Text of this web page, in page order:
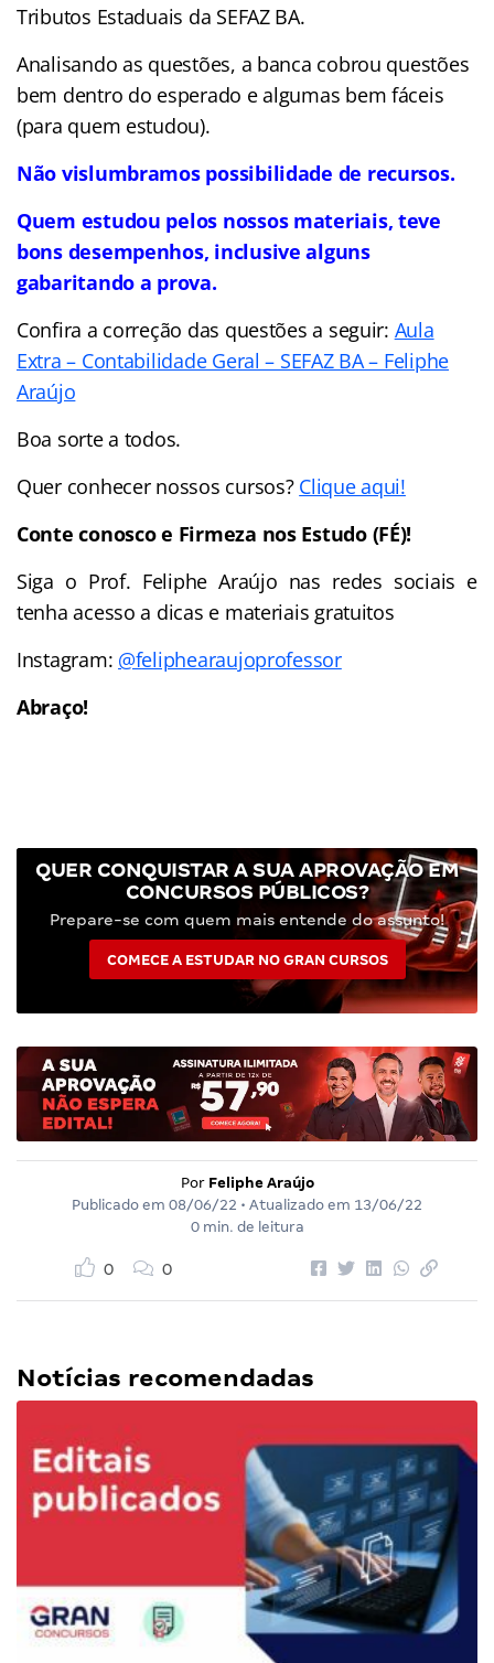
Tributos Estaduais da SEFAZ BA.
Analisando as questões, a banca cobrou questões
bem dentro do esperado e algumas bem fáceis
(para quem estudou).
Não vislumbramos possibilidade de recursos.
Quem estudou pelos nossos materiais, teve
bons desempenhos, inclusive alguns
gabaritando a prova.
Confira a correção das questões a seguir: Aula
Extra – Contabilidade Geral – SEFAZ BA – Feliphe
Araújo
Boa sorte a todos.
Quer conhecer nossos cursos? Clique aqui!
Conte conosco e Firmeza nos Estudo (FÉ)!
Siga o Prof. Feliphe Araújo nas redes sociais e
tenha acesso a dicas e materiais gratuitos
Instagram: @feliphearaujoprofessor
Abraço!
QUER CONQUISTAR A SUA APROVAÇÃO EM
CONCURSOS PÚBLICOS?
Prepare-se com quem mais entende do assunto!
COMECE A ESTUDAR NO GRAN CURSOS
Por Feliphe Araújo
Publicado em 08/06/22 • Atualizado em 13/06/22
0 min. de leitura
0 0
Notícias recomendadas